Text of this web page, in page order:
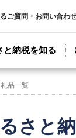
ご質問・お問い合わ
と納税を知る
品一覧
さと